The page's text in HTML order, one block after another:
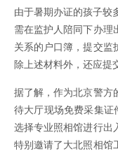
由于暑期办证的孩子较
需在监护人陪同下办理
关系的户口簿，提交监
除上述材料外，还应提
据了解，作为北京警方
待大厅现场免费采集证
选择专业照相馆进行出
特别邀请了大北照相馆